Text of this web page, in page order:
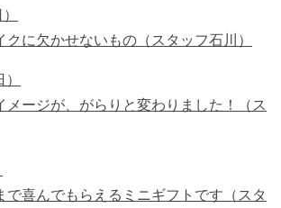
に欠かせないもの（スタッフ石川）
メージが、がらりと変わりました！（ス
で喜んでもらえるミニギフトです（スタ